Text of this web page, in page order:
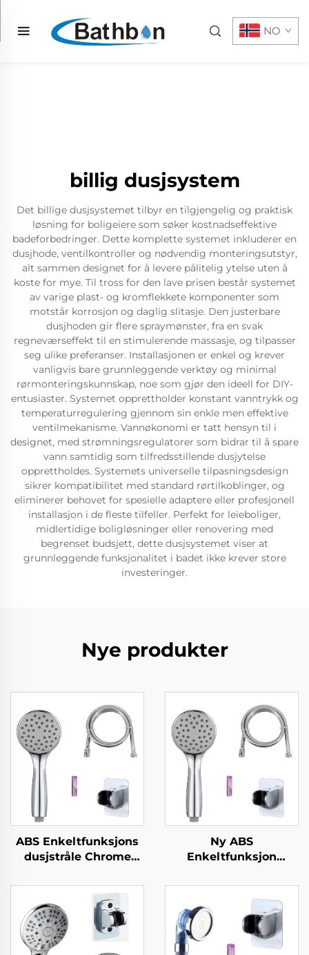
NO
billig dusjsystem
Det billige dusjsystemet tilbyr en tilgjengelig og praktisk
løsning for boligeiere som søker kostnadseffektive
badeforbedringer. Dette komplette systemet inkluderer en
dusjhode, ventilkontroller og nødvendig monteringsutstyr,
alt sammen designet for å levere pålitelig ytelse uten å
koste for mye. Til tross for den lave prisen består systemet
av varige plast- og kromflekkete komponenter som
motstår korrosjon og daglig slitasje. Den justerbare
dusjhoden gir flere spraymønster, fra en svak
regneværseffekt til en stimulerende massasje, og tilpasser
seg ulike preferanser. Installasjonen er enkel og krever
vanligvis bare grunnleggende verktøy og minimal
rørmonteringskunnskap, noe som gjør den ideell for DIY-
entusiaster. Systemet opprettholder konstant vanntrykk og
temperaturregulering gjennom sin enkle men effektive
ventilmekanisme. Vannøkonomi er tatt hensyn til i
designet, med strømningsregulatorer som bidrar til å spare
vann samtidig som tilfredsstillende dusjytelse
opprettholdes. Systemets universelle tilpasningsdesign
sikrer kompatibilitet med standard rørtilkoblinger, og
eliminerer behovet for spesielle adaptere eller profesjonell
installasjon i de fleste tilfeller. Perfekt for leieboliger,
midlertidige boligløsninger eller renovering med
begrenset budsjett, dette dusjsystemet viser at
grunnleggende funksjonalitet i badet ikke krever store
investeringer.
Nye produkter
ABS Enkeltfunksjons
dusjstråle Chrome
stråler Lett rengjøring
Nytt materiale
Miljøvennlig Tidslang
varighet
Ny ABS
Enkeltfunksjon
kromfærdiggjørelse
silikonnåler med
super myk anti-
vridende PVC
dusjslange og sterk